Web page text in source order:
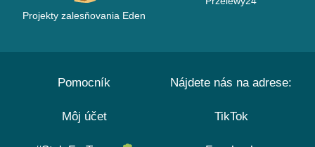
Projekty zalesňovania Eden
Pomocník
Môj účet
Nájdete nás na adrese:
TikTok